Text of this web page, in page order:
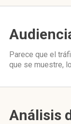
Parece que el
que se muestre,
Análisis